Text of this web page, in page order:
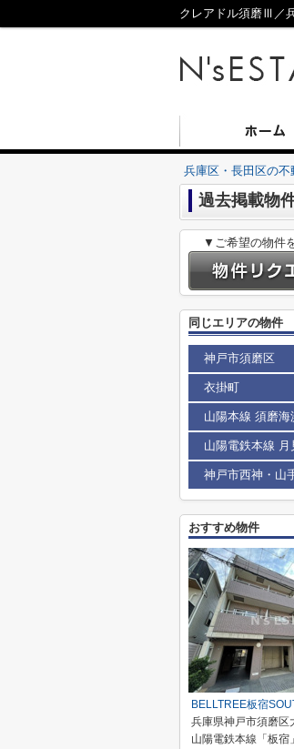
クレアドル須磨Ⅲ／
兵庫区・長田区の不
過去掲載物
▼ご希望の物件
同じエリアの物件
神戸市須磨区
衣掛町
山陽本線 須磨海
山陽電鉄本線 月
神戸市西神・山
おすすめ物件
BELLTREE板宿
兵庫県神戸市須磨区
山陽電鉄本線「板宿